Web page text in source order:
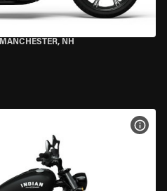
MANCHESTER, NH